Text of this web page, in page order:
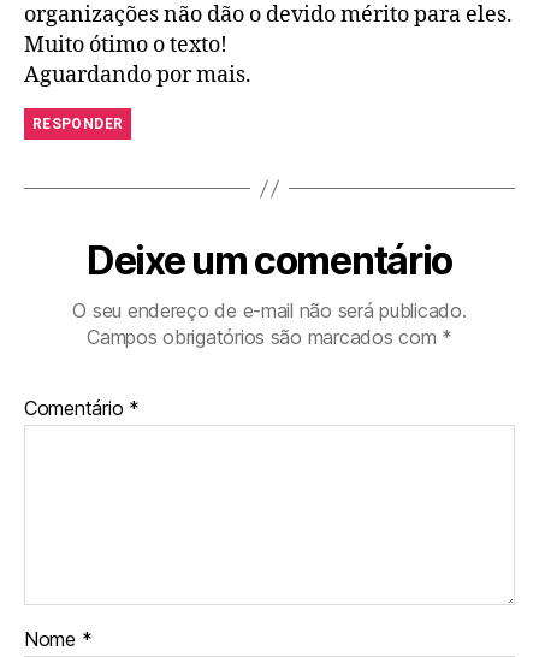
organizações não dão o devido mérito para eles.
Muito ótimo o texto!
Aguardando por mais.
RESPONDER
Deixe um comentário
O seu endereço de e-mail não será publicado.
Campos obrigatórios são marcados com *
Comentário *
Nome *